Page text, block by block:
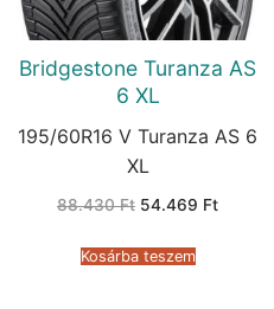
Bridgestone Turanza AS
6 XL
195/60R16 V Turanza AS 6
XL
88.430Ft Original
88.430 Ft.
54.469 FtCurrent
Kosárba teszem